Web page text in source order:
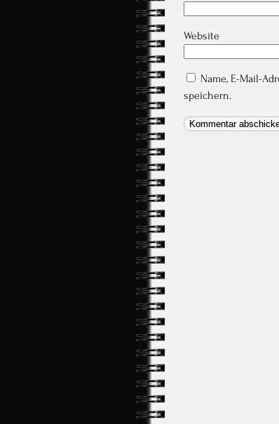
Website
Name, E-Mail-
speichern.